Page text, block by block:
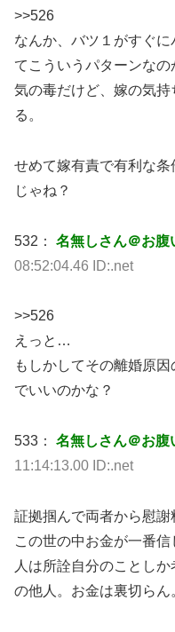
>>526
なんか、バツ１がすぐ
てこういうパターンなの
気の毒だけど、嫁の気
る。
せめて嫁有責で有利な
じゃね？
532： 名無しさん＠お腹
08:52:04.46 ID:.net
>>526
えっと…
もしかしてその離婚原
でいいのかな？
533： 名無しさん＠お腹
11:14:13.00 ID:.net
証拠掴んで両者から慰謝
この世の中お金が一番信
人は所詮自分のことし
の他人。お金は裏切らん